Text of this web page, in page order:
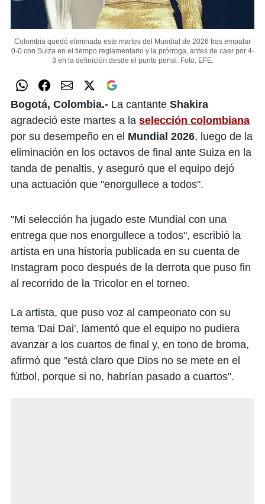
Colombia quedó eliminada este martes del Mundial de 2026 tras empatar
0-0 con Suiza en el tiempo reglamentario y la prórroga, antes de caer por 4-
3 en la definición desde el punto penal. Foto: EFE.
Bogotá, Colombia.- La cantante Shakira
agradeció este martes a la selección colombiana
por su desempeño en el Mundial 2026, luego de la
eliminación en los octavos de final ante Suiza en la
tanda de penaltis, y aseguró que el equipo dejó
una actuación que "enorgullece a todos".
"Mi selección ha jugado este Mundial con una
entrega que nos enorgullece a todos", escribió la
artista en una historia publicada en su cuenta de
Instagram poco después de la derrota que puso fin
al recorrido de la Tricolor en el torneo.
La artista, que puso voz al campeonato con su
tema 'Dai Dai', lamentó que el equipo no pudiera
avanzar a los cuartos de final y, en tono de broma,
afirmó que "está claro que Dios no se mete en el
fútbol, porque si no, habrían pasado a cuartos".